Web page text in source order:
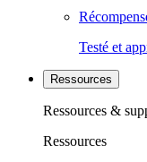
Testé et
Ressources
Ressources &
Ressources